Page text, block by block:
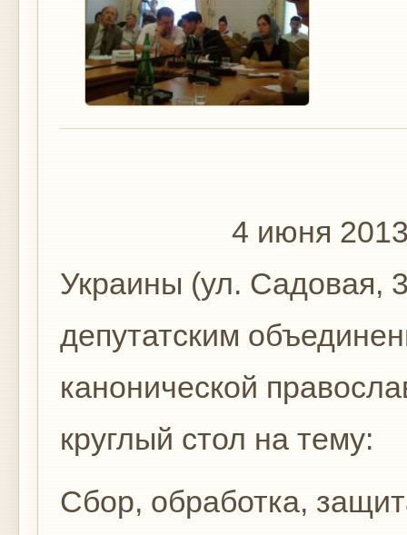
4 июня 2013 г. в
Украины (ул. Садовая,
депутатским
канонической
круглый стол на тему:
Сбор, обработка,